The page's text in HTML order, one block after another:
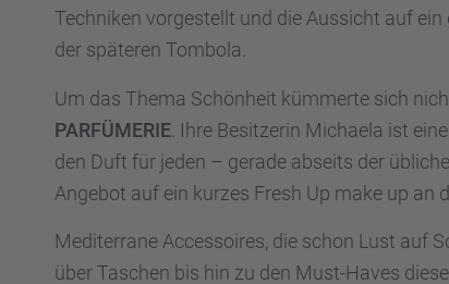
Techni­ken vorge­stellt und die Aussicht auf
der späte­ren Tombola.
Um das Thema Schön­heit kümmerte sich
PARFÜMERIE . Ihre Besit­ze­rin Michaela ist
den Duft für jeden – gerade abseits der
Angebot auf ein kurzes Fresh Up make up an
Mediter­rane Acces­soires, die schon Lust auf
über Taschen bis hin zu den Must-Haves